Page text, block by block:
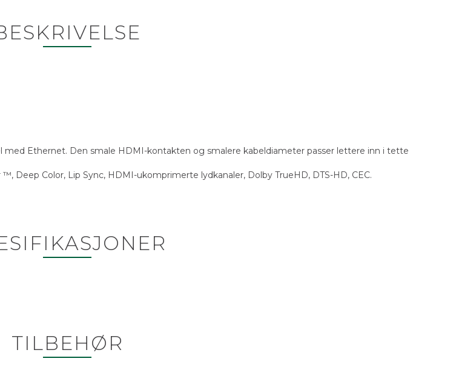
med Ethernet. Den smale HDMI-kontakten og smalere kabeldiameter passer lettere inn i tette
Deep Color, Lip Sync, HDMI-ukomprimerte lydkanaler, Dolby TrueHD, DTS-HD, CEC.
TILBEHØR